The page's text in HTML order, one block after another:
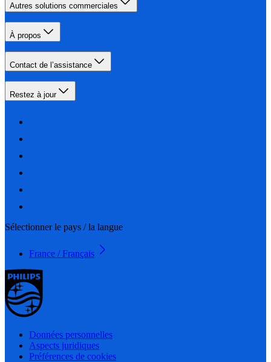
Autres solutions commerciales
À propos
Contact de l’assistance
Restez à jour
Sélectionner le pays / la langue
France / Français
Données personnelles
Aspects juridiques
Préférences de cookies